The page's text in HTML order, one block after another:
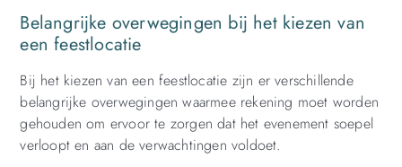
Belangrijke overwegingen bij het kiezen van
een feestlocatie
Bij het kiezen van een feestlocatie zijn er verschillende
belangrijke overwegingen waarmee rekening moet worden
gehouden om ervoor te zorgen dat het evenement soepel
verloopt en aan de verwachtingen voldoet.